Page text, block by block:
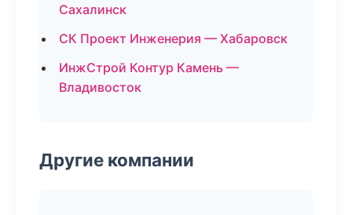
Сахалинск
СК Проект Инженерия — Хабаровск
ИнжСтрой Контур Камень —
Владивосток
Другие компании